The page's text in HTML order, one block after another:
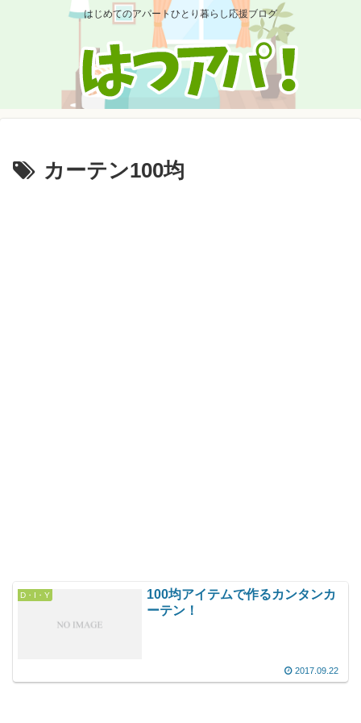
はじめてのアパートひとり暮らし応援ブログ
カーテン100均
D・I・Y
100均アイテムで作るカンタンカ
ーテン！
2017.09.22